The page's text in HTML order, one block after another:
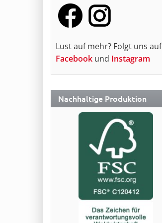
Lust auf mehr? Folgt uns auf
Facebook und Instagram
Nachhaltige Produktion